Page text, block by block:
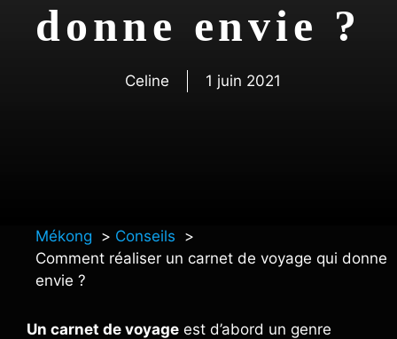
donne envie ?
Celine 1 juin 2021
Mékong
Conseils
Comment réaliser un carnet de voyage qui donne
envie ?
Un carnet de voyage est d’abord un genre